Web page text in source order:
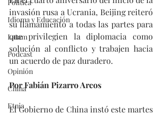
Politica
Idioma y Educación
Latam
Podcast
Opinión
China
Etnia
invasión rusa a Ucrania, Beijing reiteró
su llamamiento a todas las partes para
que privilegien la diplomacia como
solución al conflicto y trabajen hacia
un acuerdo de paz duradero.
Por Fabián Pizarro Arcos
El Gobierno de China instó este martes